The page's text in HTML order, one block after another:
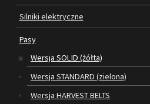
AKCESORIA I CZĘŚCI ZAMIENNE
WAŁY
SILNIKI ELEKTRYCZNE
Silniki elektryczne
Pasy
Wersja SOLID (żółta)
Wersja STANDARD (zielona)
Wersja HARVEST BELTS